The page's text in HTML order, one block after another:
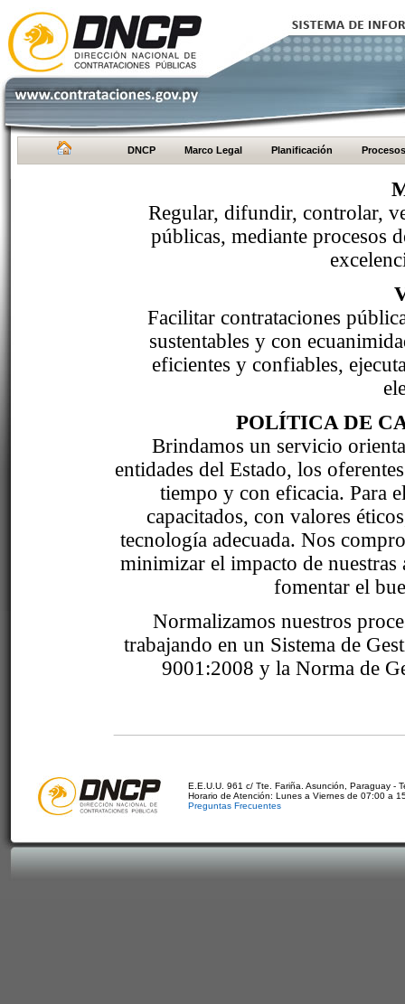
DNCP Marco Legal Planificación Procesos
Regular, difundir, controlar,
públicas, mediante procesos
Facilitar contrataciones
sustentables y con
eficientes y confiables,
POLÍTICA DE
Brindamos un servicio
entidades del Estado, los
tiempo y con eficacia. Para
capacitados, con valores
tecnología adecuada. Nos
minimizar el impacto de
fomentar el
Normalizamos nuestros
trabajando en un Sistema de
9001:2008 y la Norma de
E.E.U.U. 961 c/ Tte. Fariña. Asunción, Paraguay -
Horario de Atención: Lunes a Viernes de 07:00 a
Preguntas Frecuentes